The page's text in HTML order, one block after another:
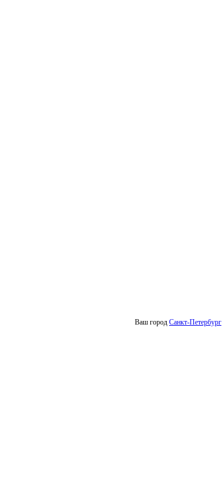
Ваш город Санкт-Петербург